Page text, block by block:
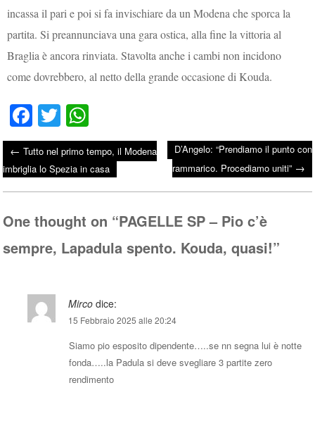
incassa il pari e poi si fa invischiare da un Modena che sporca la
partita. Si preannunciava una gara ostica, alla fine la vittoria al
Braglia è ancora rinviata. Stavolta anche i cambi non incidono
come dovrebbero, al netto della grande occasione di Kouda.
Fa
ce
bo
ok
T
wi
tte
r
ha
ts
A
Post navigation
← Tutto nel primo tempo, il Modena
imbriglia lo Spezia in casa
D’Angelo: “Prendiamo il punto con
rammarico. Procediamo uniti” →
One thought on “PAGELLE SP – Pio c’è
sempre, Lapadula spento. Kouda, quasi!”
Mirco dice:
15 Febbraio 2025 alle 20:24
Siamo pio esposito dipendente…..se nn segna lui è notte
fonda…..la Padula si deve svegliare 3 partite zero
rendimento